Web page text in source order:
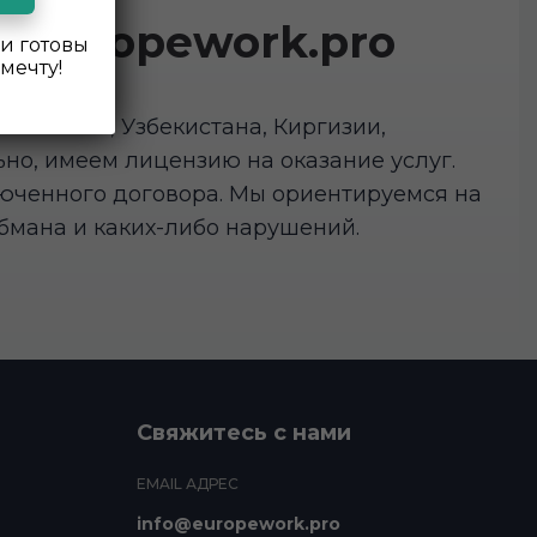
Europework.pro
Узбекистана, Киргизии,
имеем лицензию на оказание услуг.
договора. Мы ориентируемся на
и каких-либо нарушений.
Свяжитесь с нами
EMAIL АДРЕС
info@europework.pro
готовы